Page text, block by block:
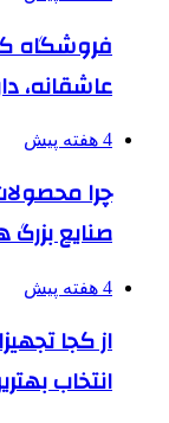
عاشقانه،
4 هفته پیش
صنایع
4 هفته پیش
از کجا
انتخاب